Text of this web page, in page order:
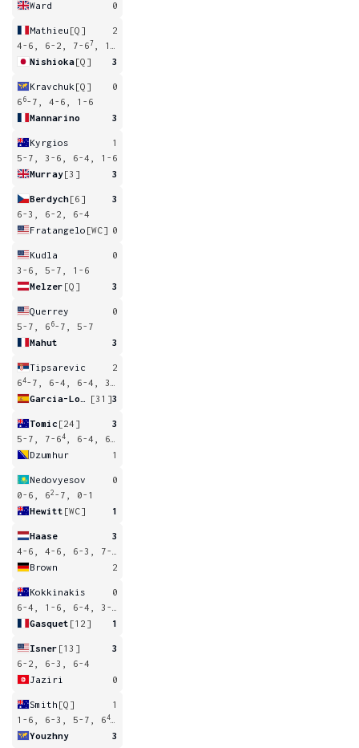
Ward 0
Mathieu [Q]
2
4-6, 6-2, 7-67
, 1-6, 2-6
Nishioka[Q] 3
Kravchuk [Q]
0
6 6-7, 4-6, 1-6
Mannarino
3
Kyrgios
1
5-7, 3-6, 6-4, 1-6
Murray[3] 3
Berdych[6]
3
6-3, 6-2, 6-4
Fratangelo [WC] 0
Kudla
0
3-6, 5-7, 1-6
Melzer [Q] 3
Querrey
0
5-7, 6 6-7, 5-7
Mahut
3
Tipsarevic
2
64-7, 6-4, 6-4, 3-6, 1-6
[31]3
Tomic [24]
3
5-7, 7-64
, 6-4, 6-3
Dzumhur
1
Nedovyesov
0
0-6, 62 -7, 0-1
Hewitt [WC] 1
Haase
3
Brown
2
Kokkinakis
0
Gasquet [12] 1
Isner [13]
3
6-2, 6-3, 6-4
Jaziri
0
Smith [Q]
1
1-6, 6-3, 5-7, 64
Youzhny
3